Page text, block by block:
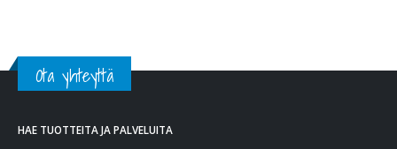
Ota yhteyttä
HAE TUOTTEITA JA PALVELUITA